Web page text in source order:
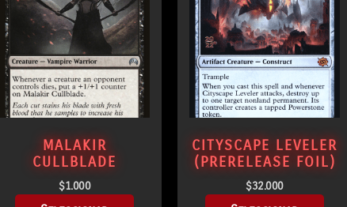
MALAKIR
CULLBLADE
$1.000
CITYSCAPE LEVELER
(PRERELEASE FOIL)
$32.000